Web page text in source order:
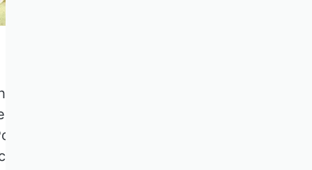
Übersetzung eines der
Inzwischen sind
mag die visuell
Kernkompetenzen und